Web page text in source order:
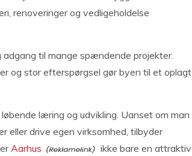
renoveringer og vedligeholdelse
til mange spændende projekter.
og stor efterspørgsel gør byen til et oplagt
læring og udvikling. Uanset om man
eller drive egen virksomhed, tilbyder
Aarhus
ikke bare en attraktiv